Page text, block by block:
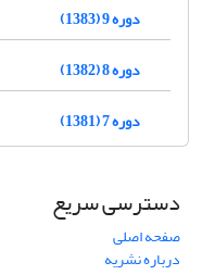
دوره 9 (1383)
دوره 8 (1382)
دوره 7 (1381)
دسترسی سریع
صفحه اصلی
درباره نشریه